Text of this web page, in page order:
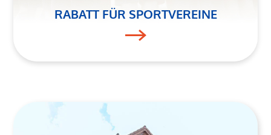
RABATT FÜR SPORTVEREINE